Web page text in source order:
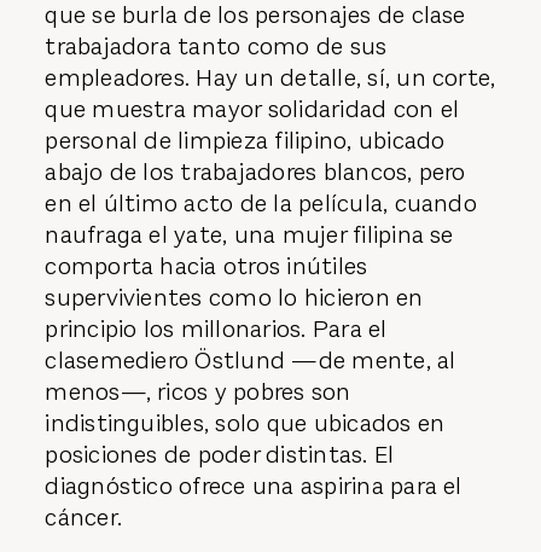
que se burla de los personajes de clase
trabajadora tanto como de sus
empleadores. Hay un detalle, sí, un corte,
que muestra mayor solidaridad con el
personal de limpieza filipino, ubicado
abajo de los trabajadores blancos, pero
en el último acto de la película, cuando
naufraga el yate, una mujer filipina se
comporta hacia otros inútiles
supervivientes como lo hicieron en
principio los millonarios. Para el
clasemediero Östlund —de mente, al
menos—, ricos y pobres son
indistinguibles, solo que ubicados en
posiciones de poder distintas. El
diagnóstico ofrece una aspirina para el
cáncer.